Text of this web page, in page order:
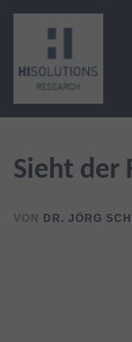
Zum
springen
Sieht der
VON DR. JÖRG